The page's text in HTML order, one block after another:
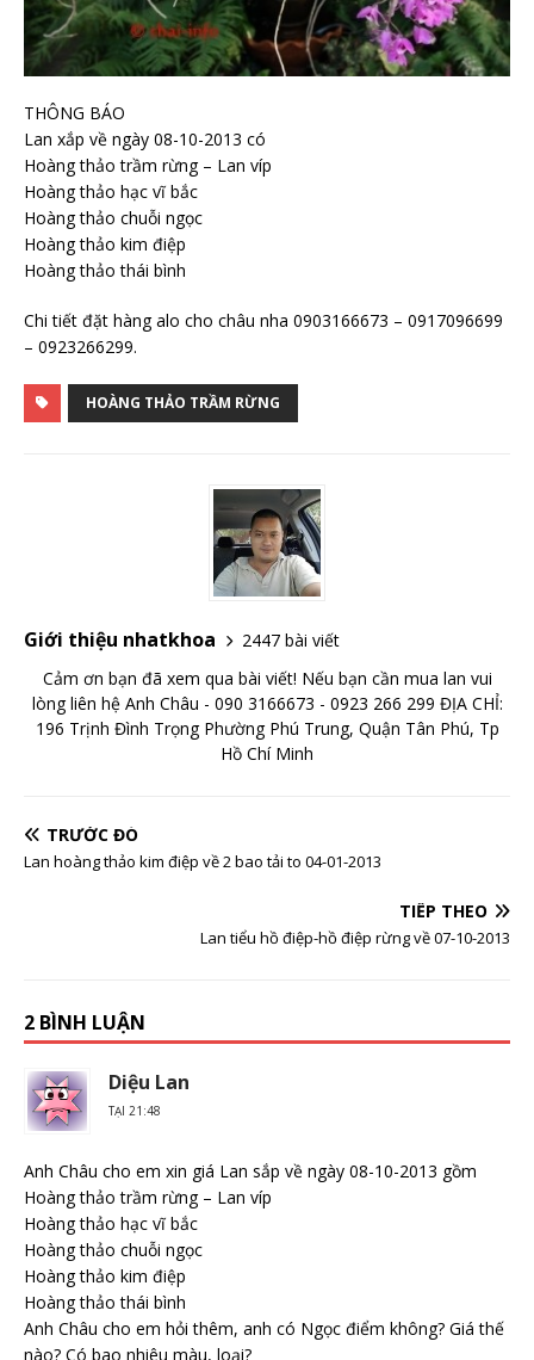
THÔNG BÁO
Lan xắp về ngày 08-10-2013 có
Hoàng thảo trầm rừng – Lan víp
Hoàng thảo hạc vĩ bắc
Hoàng thảo chuỗi ngọc
Hoàng thảo kim điệp
Hoàng thảo thái bình
Chi tiết đặt hàng alo cho châu nha 0903166673 – 0917096699
– 0923266299.
HOÀNG THẢO TRẦM RỪNG
Giới thiệu nhatkhoa
2447 bài viết
Cảm ơn bạn đã xem qua bài viết! Nếu bạn cần mua lan vui
lòng liên hệ Anh Châu - 090 3166673 - 0923 266 299 ĐỊA CHỈ:
196 Trịnh Đình Trọng Phường Phú Trung, Quận Tân Phú, Tp
Hồ Chí Minh
TRƯỚC ĐÓ
Lan hoàng thảo kim điệp về 2 bao tải to 04-01-2013
TIẾP THEO
Lan tiểu hồ điệp-hồ điệp rừng về 07-10-2013
2 BÌNH LUẬN
Diệu Lan
TẠI 21:48
Anh Châu cho em xin giá Lan sắp về ngày 08-10-2013 gồm
Hoàng thảo trầm rừng – Lan víp
Hoàng thảo hạc vĩ bắc
Hoàng thảo chuỗi ngọc
Hoàng thảo kim điệp
Hoàng thảo thái bình
Anh Châu cho em hỏi thêm, anh có Ngọc điểm không? Giá thế
nào? Có bao nhiêu màu, loại?